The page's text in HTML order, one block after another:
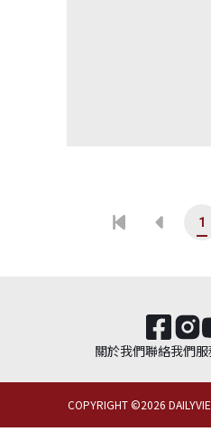
1
關於我們聯絡我們
COPYRIGHT ©2026